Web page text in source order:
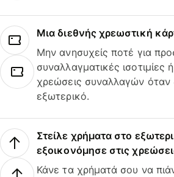
Μια διεθνής χρεωστική
Μην ανησυχείς ποτέ για
συναλλαγματικές ισοτιμίες
χρεώσεις συναλλαγών όταν
εξωτερικό.
Στείλε χρήματα στο
εξοικονόμησε στις
Κάνε τα χρήματά σου να